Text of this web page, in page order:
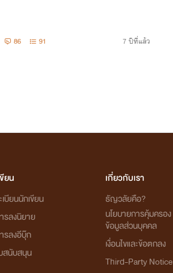
86 91 7 ปีที่แล้ว
ยน
บียนนักเขียน
รลงนิยาย
รลงอีบุ๊ก
สนับสนุน
เกี่ยวกับเรา
ธัญวลัยคือ?
นโยบายการคุ้มครอง
ข้อมูลส่วนบุคคล
เงื่อนไขและข้อตกลง
Third-Party Notice